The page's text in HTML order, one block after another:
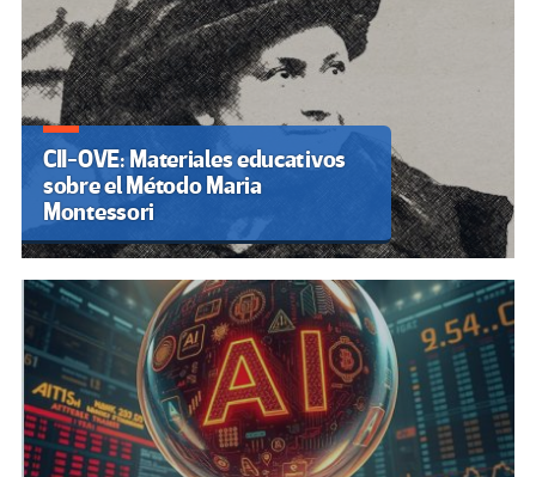
CII-OVE: Materiales educativos
sobre el Método Maria
Montessori